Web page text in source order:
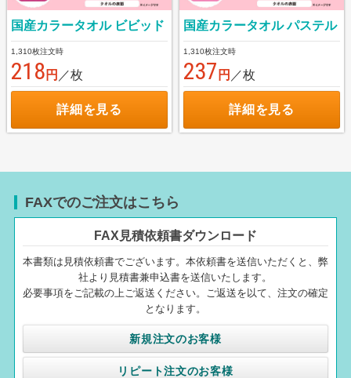
国産カラータオル ビビッド
1,310枚注文時
218 円 ／枚
詳細を見る
国産カラータオル パステル
1,310枚注文時
237 円 ／枚
詳細を見る
FAXでのご注文はこちら
FAX見積依頼書ダウンロード
本書類は見積依頼書でございます。本依頼書を送信いただくと、弊
社より見積書兼申込書を送信いたします。
必要事項をご記載の上ご返送ください。ご返送を以て、注文の確定
となります。
新規注文のお客様
リピート注文のお客様